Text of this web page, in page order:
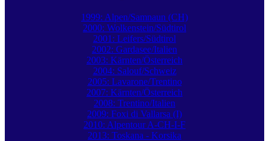
1999: Alpen/Samnaun (CH)
2000: Wolkenstein/Südtirol
2001: Leifers/Südtirol
2002: Gardasee/Italien
2003: Kärnten/Österreich
2004: Salouf/Schweiz
2005: Lavarone/Trentino
2007: Kärnten/Österreich
2008: Trentino/Italien
2009: Foxi di Vallarsa (I)
2010: Alpentour A-CH-I-F
2013: Toskana - Korsika